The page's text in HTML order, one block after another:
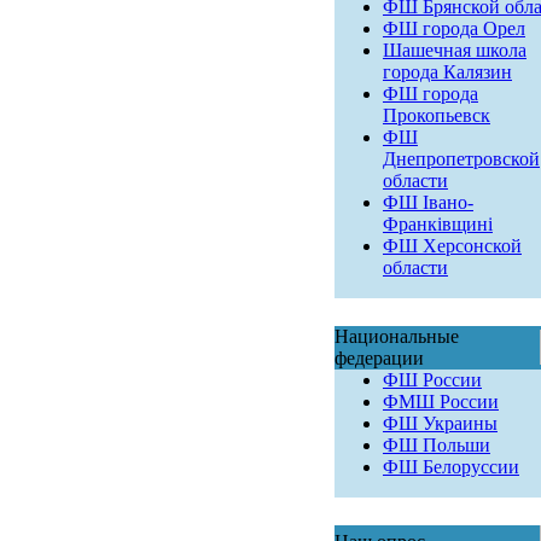
ФШ Брянской
ФШ города Орел
Шашечная школа
города Калязин
ФШ города
Прокопьевск
ФШ
Днепропетровской
области
ФШ Івано-
Франківщині
ФШ Херсонской
области
Национальные
федерации
ФШ России
ФМШ России
ФШ Украины
ФШ Польши
ФШ Белоруссии